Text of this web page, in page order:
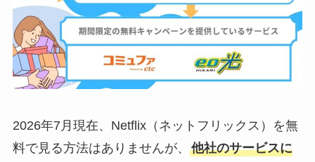
2026年7月現在、Netflix（ネットフリックス）を無
料で見る方法はありませんが、 他社のサービスに